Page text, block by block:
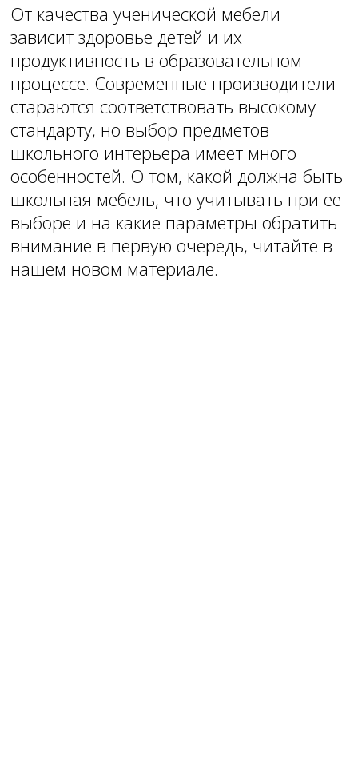
От качества ученической мебели
зависит здоровье детей и их
продуктивность в образовательном
процессе. Современные производители
стараются соответствовать высокому
стандарту, но выбор предметов
школьного интерьера имеет много
особенностей. О том, какой должна быть
школьная мебель, что учитывать при ее
выборе и на какие параметры обратить
внимание в первую очередь, читайте в
нашем новом материале.